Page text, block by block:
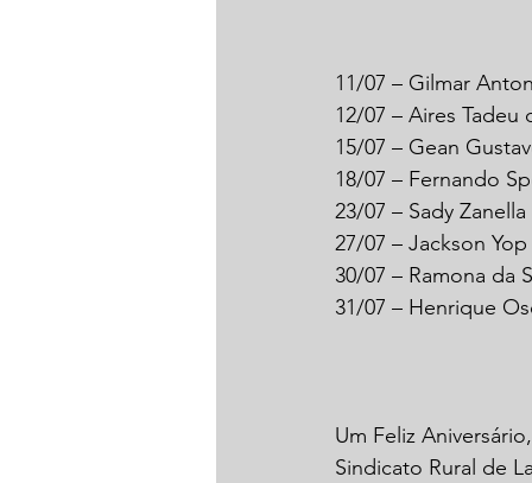
11/07 – Gilmar
12/07 – Aires Tadeu
15/07 – Gean
18/07 – Fernando
23/07 – Sady Zanella
27/07 – Jackson Yop
30/07 – Ramona da
31/07 – Henrique
Um Feliz
Sindicato Rural de